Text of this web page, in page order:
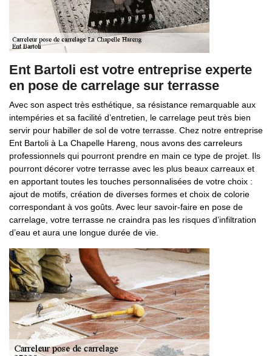
Ent Bartoli est votre entreprise experte
en pose de carrelage sur terrasse
Avec son aspect très esthétique, sa résistance remarquable aux
intempéries et sa facilité d’entretien, le carrelage peut très bien
servir pour habiller de sol de votre terrasse. Chez notre entreprise
Ent Bartoli à La Chapelle Hareng, nous avons des carreleurs
professionnels qui pourront prendre en main ce type de projet. Ils
pourront décorer votre terrasse avec les plus beaux carreaux et
en apportant toutes les touches personnalisées de votre choix :
ajout de motifs, création de diverses formes et choix de colorie
correspondant à vos goûts. Avec leur savoir-faire en pose de
carrelage, votre terrasse ne craindra pas les risques d’infiltration
d’eau et aura une longue durée de vie.